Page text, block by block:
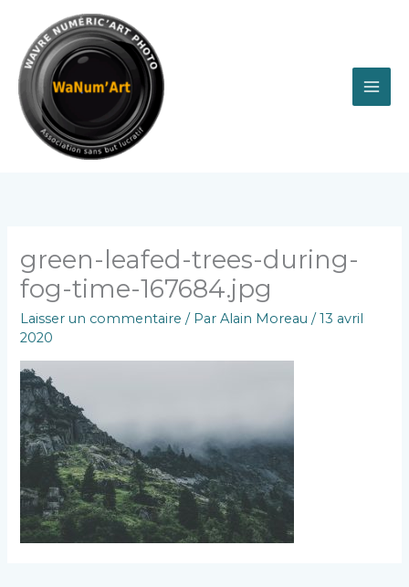
contenu
green-leafed-trees-during-
fog-time-167684.jpg
Laisser un commentaire / ParAlain Moreau/13 avril
2020